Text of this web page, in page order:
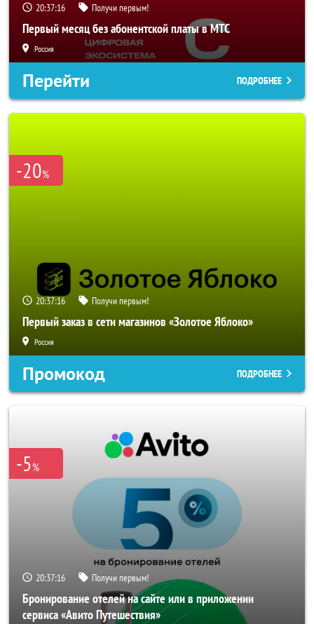
20:37:14 Получи первым!
Первый месяц без абонентской платы в МТС
Россия
Перейти ПОДРОБНЕЕ
-20%
20:37:14 Получи первым!
Первый заказ в сети магазинов «Золотое Яблоко»
Россия
Промокод ПОДРОБНЕЕ
-5%
20:37:14 Получи первым!
Бронирование отелей на сайте или в приложении
сервиса «Авито Путешествия»